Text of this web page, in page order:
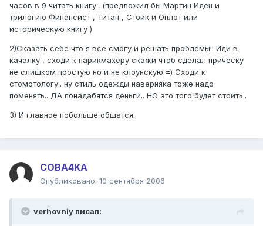
часов в 9 читать книгу.. (предложил бы Мартин Иден и
трилогию Финансист , Титан , Стоик и Оплот или
историческую книгу )
2)Сказать себе что я всё смогу и решать проблемы!! Иди в
качалку , сходи к парикмахеру скажи чтоб сделал причёску
не слишком простую но и не клоунскую =) Сходи к
стомотологу.. ну стиль одежды наверняка тоже надо
поменять.. ДА понадабятся деньги.. НО это того будет стоить..
3) И главное побольше обшатся..
COBA4KA
Опубликовано: 10 сентября 2006
verhovniy писал: